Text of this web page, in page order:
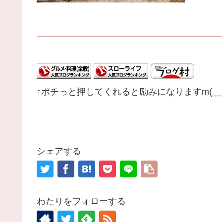
↑ポチっと押してくれると励みになります
シェアする
わたりをフォローする